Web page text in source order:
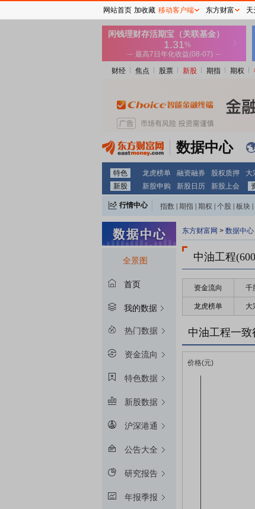
财经 焦点 股票 新股 期指 期权
数据中心
特色 龙虎榜单 融资融券 股权质押 大
新股
新股申购 新股日历 新股上会
行情中心 指数 期指 期权 个股 板块
全景图
首页
我的数据
热门数据
资金流向
特色数据
新股数据
沪深港通
公告大全
研究报告
年报季报
东方财富网 > 数据中心
中油工程
资金流向 千
龙虎榜单 大
中油工程一
网站首页 加收藏 移动客户端 东方财富 天